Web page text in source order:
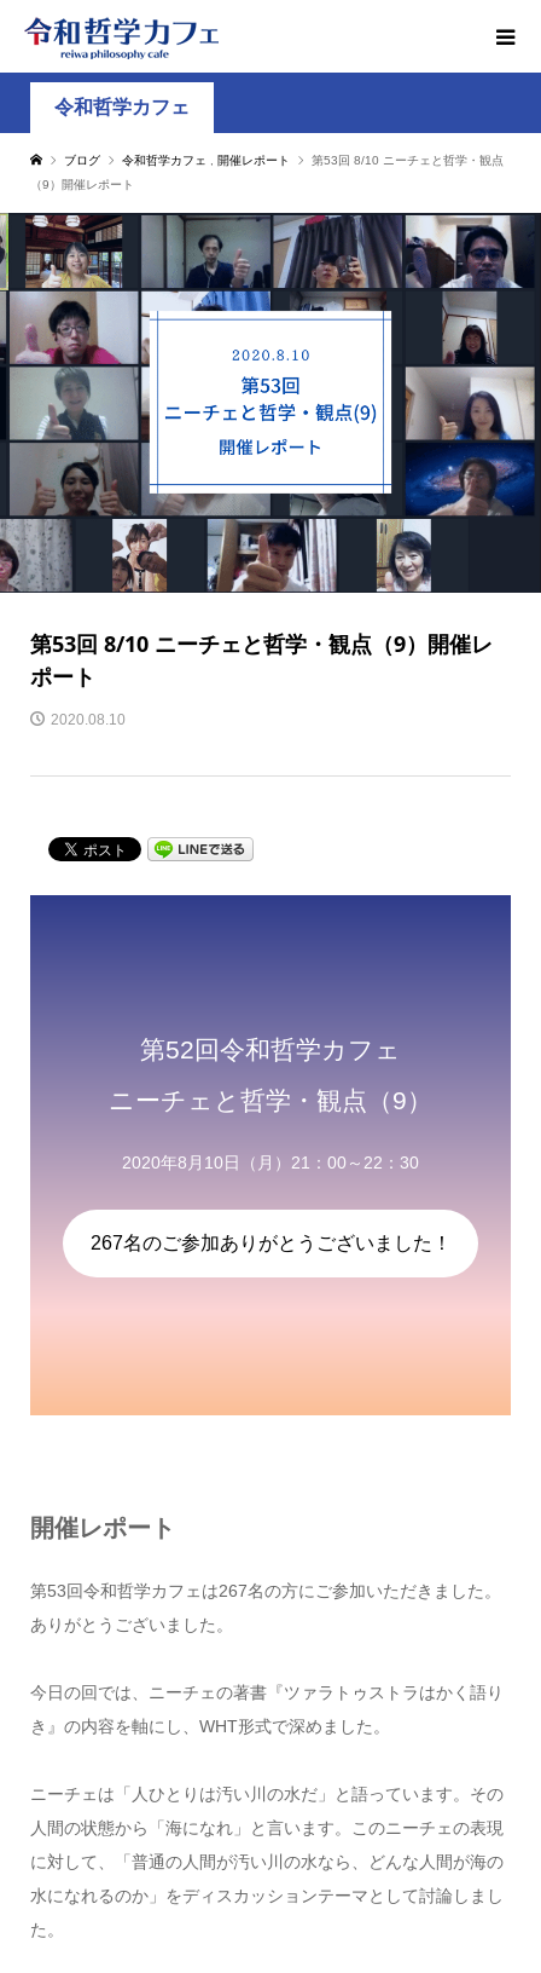
令和哲学カフェ
ブログ 令和哲学カフェ 開催レポート
第53回 8/10 ニーチェと哲学・観点
（9）開催レポート
第53回 8/10 ニーチェと哲学・観点（9）開催レ
ポート
2020.08.10
第52回令和哲学カフェ
ニーチェと哲学・観点（9）
2020年8月10日（月）21：00～22：30
267名のご参加ありがとうございました！
開催レポート
第53回令和哲学カフェは267名の方にご参加いただきました。
ありがとうございました。
今日の回では、ニーチェの著書『ツァラトゥストラはかく語り
き』の内容を軸にし、WHT形式で深めました。
ニーチェは「人ひとりは汚い川の水だ」と語っています。その
人間の状態から「海になれ」と言います。このニーチェの表現
に対して、「普通の人間が汚い川の水なら、どんな人間が海の
水になれるのか」をディスカッションテーマとして討論しまし
た。